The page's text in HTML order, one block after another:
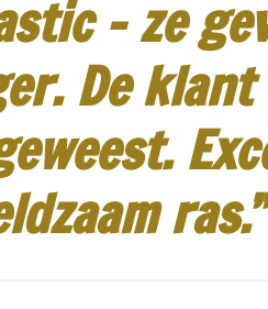
- ze
De
ras.”